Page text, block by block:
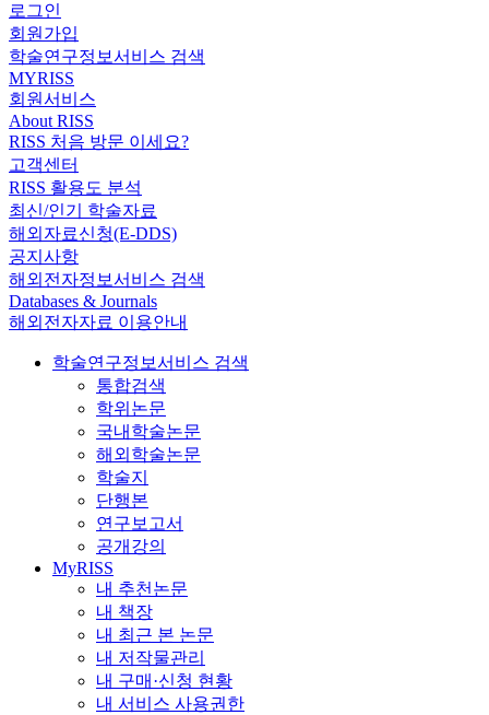
로그인
회원가입
학술연구정보서비스 검색
MYRISS
회원서비스
About RISS
RISS 처음 방문 이세요?
고객센터
RISS 활용도 분석
최신/인기 학술자료
해외자료신청(E-DDS)
공지사항
해외전자정보서비스 검색
Databases & Journals
해외전자자료 이용안내
학술연구정보서비스 검색
통합검색
학위논문
국내학술논문
해외학술논문
학술지
단행본
연구보고서
공개강의
MyRISS
내 추천논문
내 책장
내 최근 본 논문
내 저작물관리
내 구매·신청 현황
내 서비스 사용권한